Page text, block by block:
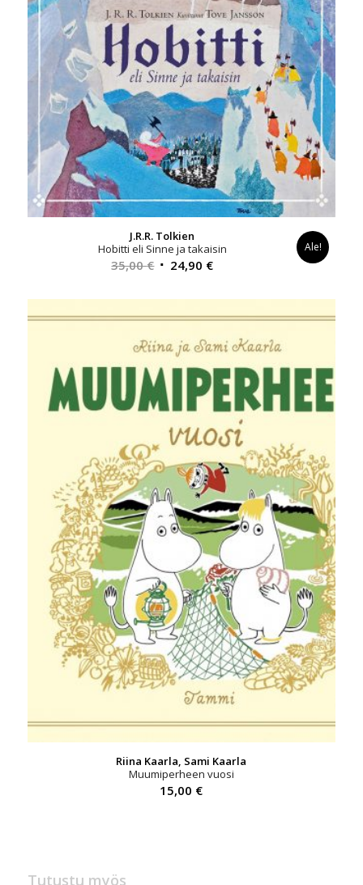
J.R.R. Tolkien
Hobitti eli Sinne ja takaisin
35,00€ Alkuperäinen
oli:
35,00 €.
24,90 €Nykyinen
on:
24,90 €.
Ale!
Riina Kaarla, Sami Kaarla
Muumiperheen vuosi
15,00 €
Tutustu myös